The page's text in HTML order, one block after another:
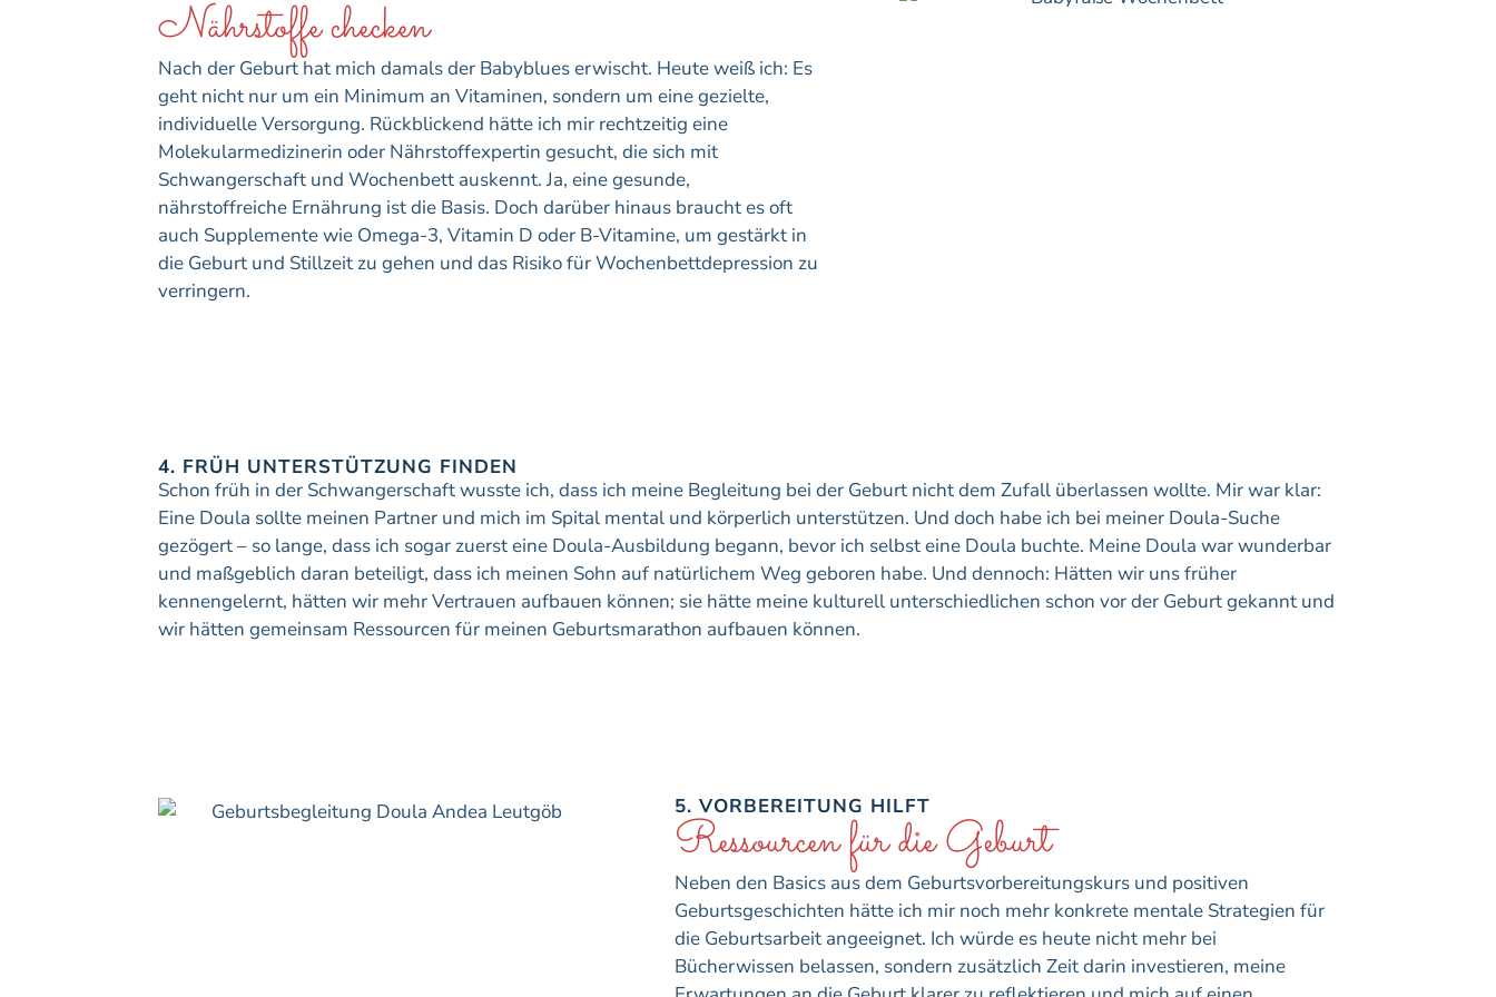
Nährstoffe checken
Nach der Geburt hat mich damals der Babyblues erwischt. Heute weiß ich: Es
geht nicht nur um ein Minimum an Vitaminen, sondern um eine gezielte,
individuelle Versorgung. Rückblickend hätte ich mir rechtzeitig eine
Molekularmedizinerin oder Nährstoffexpertin gesucht, die sich mit
Schwangerschaft und Wochenbett auskennt. Ja, eine gesunde,
nährstoffreiche Ernährung ist die Basis. Doch darüber hinaus braucht es oft
auch Supplemente wie Omega-3, Vitamin D oder B-Vitamine, um gestärkt in
die Geburt und Stillzeit zu gehen und das Risiko für Wochenbettdepression zu
verringern.
4. FRÜH UNTERSTÜTZUNG FINDEN
Schon früh in der Schwangerschaft wusste ich, dass ich meine Begleitung bei der Geburt nicht dem Zufall überlassen wollte. Mir war klar:
Eine Doula sollte meinen Partner und mich im Spital mental und körperlich unterstützen. Und doch habe ich bei meiner Doula-Suche
gezögert – so lange, dass ich sogar zuerst eine Doula-Ausbildung begann, bevor ich selbst eine Doula buchte. Meine Doula war wunderbar
und maßgeblich daran beteiligt, dass ich meinen Sohn auf natürlichem Weg geboren habe. Und dennoch: Hätten wir uns früher
kennengelernt, hätten wir mehr Vertrauen aufbauen können; sie hätte meine kulturell unterschiedlichen schon vor der Geburt gekannt und
wir hätten gemeinsam Ressourcen für meinen Geburtsmarathon aufbauen können.
5. VORBEREITUNG HILFT
Ressourcen für die Geburt
Neben den Basics aus dem Geburtsvorbereitungskurs und positiven
Geburtsgeschichten hätte ich mir noch mehr konkrete mentale Strategien für
die Geburtsarbeit angeeignet. Ich würde es heute nicht mehr bei
Bücherwissen belassen, sondern zusätzlich Zeit darin investieren, meine